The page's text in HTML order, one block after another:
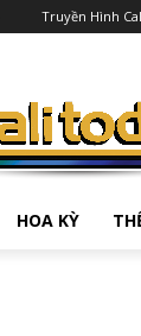
Truyền Hình
HOA KỲ